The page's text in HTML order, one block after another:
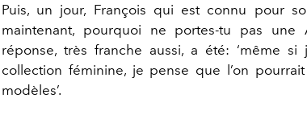
Puis, un jour, François qui est connu pour
maintenant, pourquoi ne portes-tu pas une
réponse, très franche aussi, a été: ‘même
collection féminine, je pense que l’on
modèles’.